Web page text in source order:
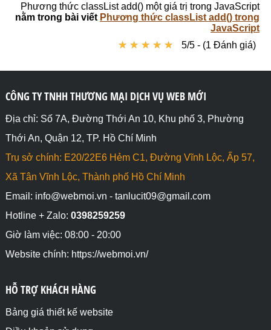
Phương thức classList add() một giá trị trong JavaScript
nằm trong bài viết Phương thức classList add() trong
JavaScript
★ ★ ★ ★ ★
★ ★ ★ ★ ★ 5/5 - (1 Đánh giá)
CÔNG TY TNHH THƯƠNG MẠI DỊCH VỤ WEB MỚI
Địa chỉ: Số 7A, Đường Thới An 10, Khu phố 3, Phường
Thới An, Quận 12, TP. Hồ Chí Minh
Trụ sở chính: E20/22E6 Hẻm C1, Đường Vĩnh Lộc, Ấp 57,
Xã Tân Vĩnh Lộc, Thành phố Hồ Chí Minh
Email: info@webmoi.vn - tanlucit09@gmail.com
Hotline + Zalo: 0398259259
Giờ làm việc: 08:00 - 20:00
Website chính: https://webmoi.vn/
HỖ TRỢ KHÁCH HÀNG
Bảng giá thiết kế website